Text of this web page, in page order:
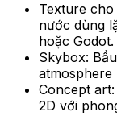
Texture
nước dùng
hoặc Godot.
Skybox:
atmosphere
Concept
2D với